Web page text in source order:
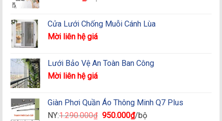
Cửa Lưới Chống Muỗi Cánh Lùa
Mời liên hệ giá
Lưới Bảo Vệ An Toàn Ban Công
Mời liên hệ giá
Giàn Phơi Quần Áo Thông Minh Q7 Plus
NY:1.290.000₫ Giá
950.000₫Giá
/bộ